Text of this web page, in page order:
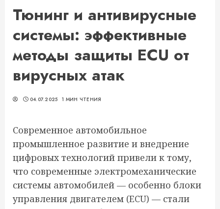
Тюнинг и антивирусные
системы: эффективные
методы защиты ECU от
вирусных атак
04.07.2025 1 МИН ЧТЕНИЯ
Современное автомобильное
промышленное развитие и внедрение
цифровых технологий привели к тому,
что современные электромеханические
системы автомобилей — особенно блоки
управления двигателем (ECU) — стали